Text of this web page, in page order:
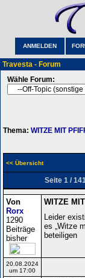
ANMELDEN
Travesta - Forum
Wähle Forum:
Thema: WITZE MIT
<< Übersicht
Seite 1 /
Von
Rorx
1290
Beiträge
bisher
WITZE
Leider
es „Witze
beteiligen
20.08.2024
um 17:00